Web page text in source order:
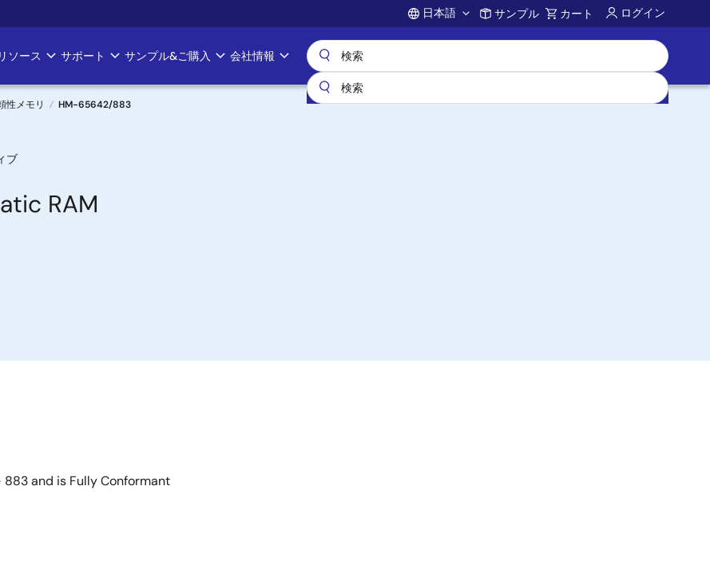
Account
日本語 サンプル カート ログイン
ソース サポート サンプル&ご購入 会社情報
性メモリ HM-65642/883
ブ
RAM
and is Fully Conformant